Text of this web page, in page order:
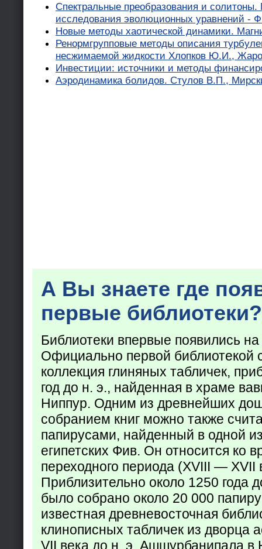
Спектральные преобразования и
исследования эволюционных уравнений -
Новые методы хаотической динамики.
Ренормгрупповые методы описания
несжимаемой жидкости Хлопков Ю.И.,
Инвестиции: источники и методы
Аэродинамика болидов. Стулов В.П.,
А Вы знаете где
первые библиотеки?
Библиотеки впервые появились
Официально первой библиотекой
коллекция глиняных табличек,
год до н. э., найденная в храме
Ниппур. Одним из древнейших
собранием книг можно также
папирусами, найденный в одной
египетских Фив. Он относится ко
переходного периода (XVIII — XVII
Приблизительно около 1250 года
было собрано около 20 000
известная древневосточная
клинописных табличек из дворца
VII века до н. э. Ашшурбанипала в